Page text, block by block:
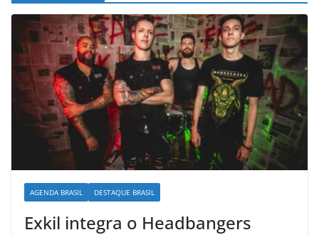
AGENDA BRASIL DESTAQUE BRASIL
Exkil integra o Headbangers